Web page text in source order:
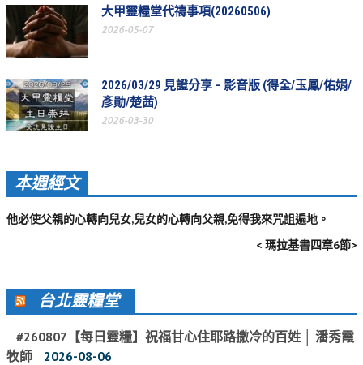
活動相簿
聚會剪影
聚會剪影_2026年
聚會剪影_2025年
聚會剪影_2023年
聚會剪影_2019年
聚會剪影_2017年
大甲靈糧堂代禱事項(20260506)
2026-05-07
2026/03/29 見證分享 – 影音版 (得全/玉鳳/佑娟/
彥勛/楚茜)
2026-03-30
本週經文
他必使父親的心轉向兒女,兒女的心轉向父親,免得我來咒詛遍地。
< 瑪拉基書四章6節>
台北靈糧堂
#260807【每日靈糧】祝福甘心住耶路撒冷的百姓 │ 潘秀霞
牧師
2026-08-06